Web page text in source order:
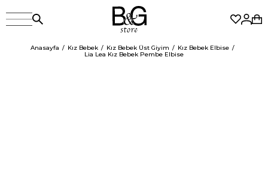
Anasayfa Kız Bebek Kız Bebek Üst Giyim
Kız Bebek Elbise
Lia Lea Kız Bebek Pembe Elbise